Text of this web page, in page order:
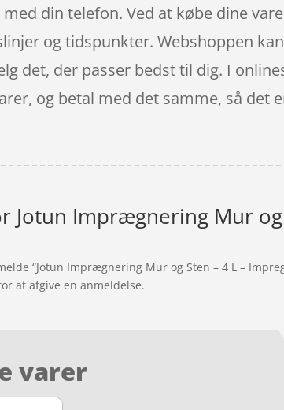
din telefon. Ved at købe dine
og tidspunkter. Webshoppen
det, der passer bedst til dig. I
og betal med det samme, så
Jotun Imprægnering Mur
“Jotun Imprægnering Mur og Sten – 4 L –
at afgive en anmeldelse.
varer